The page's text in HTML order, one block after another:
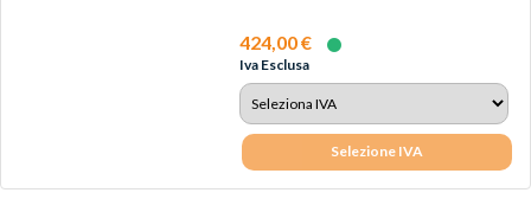
424,00 €
Iva Esclusa
Selezione IVA